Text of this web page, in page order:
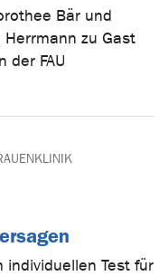
Bär und
zu Gast
der FAU
individuellen Test für